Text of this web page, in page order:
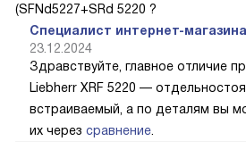
(SFNd5227+SRd 5220 ?
Специалист интернет-магазина
23.12.2024
Здравствуйте, главное отличие
Liebherr XRF 5220 —
встраиваемый, а по деталям вы
их через сравнение